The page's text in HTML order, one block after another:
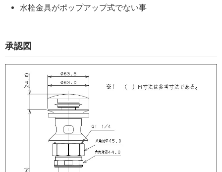
水栓金具がポップアップ式でない事
承認図